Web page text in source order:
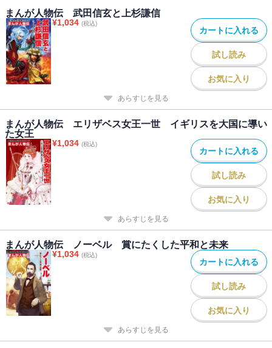
まんが人物伝 武田信玄と上杉謙信
¥1,034 (税込)
カートに入れる
試し読み
お気に入り
あらすじを見る
まんが人物伝 エリザベス女王一世 イギリスを大国に導い
た女王
¥1,034 (税込)
カートに入れる
試し読み
お気に入り
あらすじを見る
まんが人物伝 ノーベル 賞にたくした平和と未来
¥1,034 (税込)
カートに入れる
試し読み
お気に入り
あらすじを見る